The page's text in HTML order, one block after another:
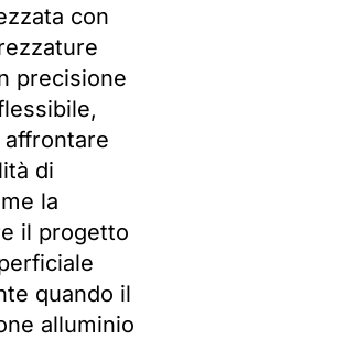
con
precisione
di
la
il progetto
quando il
alluminio